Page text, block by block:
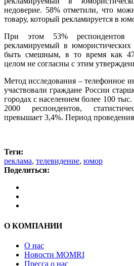
недоверие. 58% отметили, что
товару, который рекламируется в
При этом 53%
рекламируемый в юмористических
быть смешным, в то время как
целом не согласны с этим
Метод исследования – телефонное
участвовали граждане России
городах с населением более 100
2000 респондентов,
превышает 3,4%. Период проведения
Теги:
реклама, телевидение, юмор
Поделиться:
О КОМПАНИИ
О нас
Новости MOMRI
Пресса о нас